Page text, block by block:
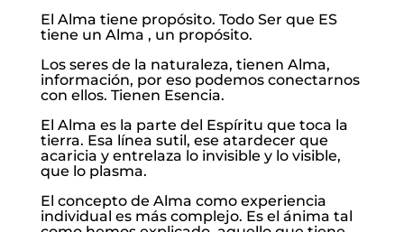
El Alma tiene propósito. Todo Ser que ES
tiene un Alma , un propósito.
Los seres de la naturaleza, tienen Alma,
información, por eso podemos conectarnos
con ellos. Tienen Esencia.
El Alma es la parte del Espíritu que toca la
tierra. Esa línea sutil, ese atardecer que
acaricia y entrelaza lo invisible y lo visible,
que lo plasma.
El concepto de Alma como experiencia
individual es más complejo. Es el ánima tal